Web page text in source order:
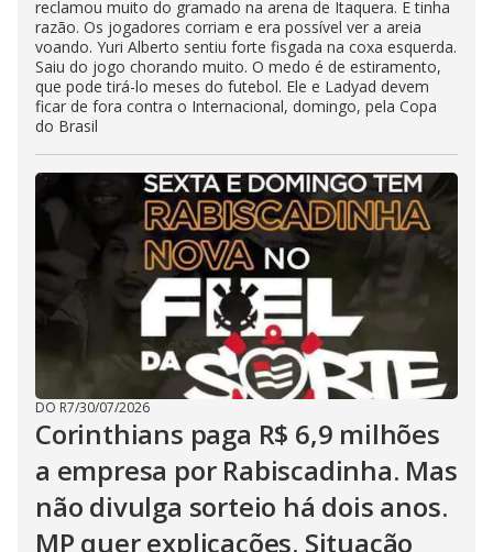
reclamou muito do gramado na arena de Itaquera. E tinha
razão. Os jogadores corriam e era possível ver a areia
voando. Yuri Alberto sentiu forte fisgada na coxa esquerda.
Saiu do jogo chorando muito. O medo é de estiramento,
que pode tirá-lo meses do futebol. Ele e Ladyad devem
ficar de fora contra o Internacional, domingo, pela Copa
do Brasil
DO R7/30/07/2026
Corinthians paga R$ 6,9 milhões
a empresa por Rabiscadinha. Mas
não divulga sorteio há dois anos.
MP quer explicações. Situação